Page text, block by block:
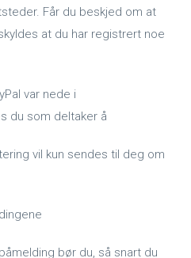
Får du beskjed om at
at du har registrert noe
var nede i
du som deltaker å
vil kun sendes til deg om
bør du, så snart du